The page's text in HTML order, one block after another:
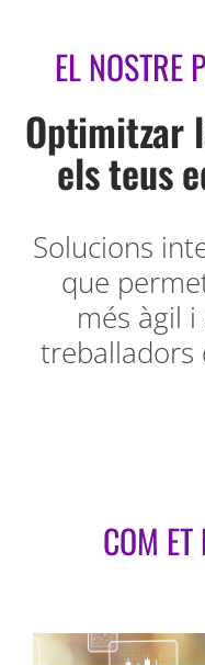
EL NOSTRE
Optimitzar
els teus
Solucions
que
més àgil
treballadors
COM